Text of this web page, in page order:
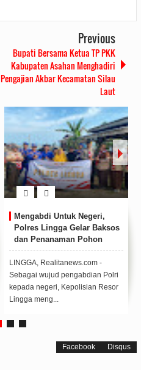
Previous
Bupati Bersama Ketua TP PKK
Kabupaten Asahan Menghadiri
Pengajian Akbar Kecamatan Silau
Laut
Mengabdi Untuk Negeri,
Polres Lingga Gelar Baksos
dan Penanaman Pohon
Serentak di Seluruh
Indonesia
LINGGA, Realitanews.com -
Sebagai wujud pengabdian Polri
kepada negeri, Kepolisian Resor
Lingga meng...
Facebook Disqus